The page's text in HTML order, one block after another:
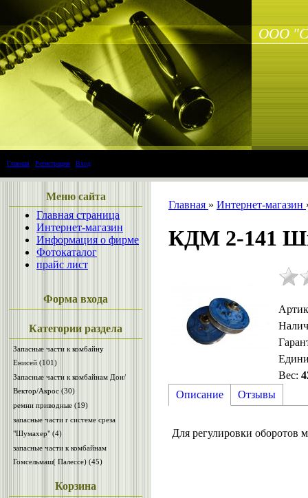
ООО
Главная Регистрация Вход
Меню сайта
Главная страница
Интернет-магазин
Информация о фирме
Фотокаталог
прайс лист
Форма входа
Категории раздела
Запасные части к комбайну
Енисей (101)
Запасные части к комбайнам Дон/
Вектор/Акрос (30)
ремни приводные (19)
запасные части r системе среза
"Шумахер" (4)
запасные части к комбайнам
Гомсельмаш( Палессе) (45)
Корзина
Главная » Интернет-магазин
КДМ 2-141
Вес:
Описание
Отзывы
Для регулировки оборотов